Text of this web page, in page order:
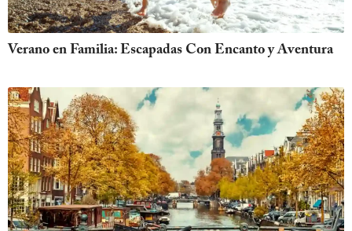
Verano en Familia: Escapadas Con Encanto y Aventura